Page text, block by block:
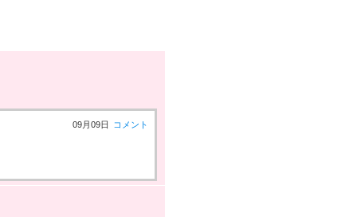
09月09日
コメント